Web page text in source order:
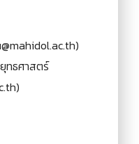
)
ทธศาสตร์
)